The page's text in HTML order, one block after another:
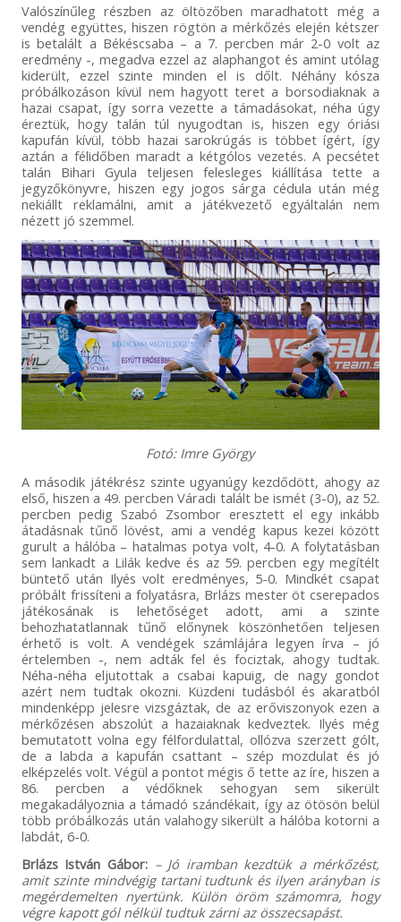
Valószínűleg részben az öltözőben maradhatott még a
vendég együttes, hiszen rögtön a mérkőzés elején kétszer
is betalált a Békéscsaba – a 7. percben már 2-0 volt az
eredmény -, megadva ezzel az alaphangot és amint utólag
kiderült, ezzel szinte minden el is dőlt. Néhány kósza
próbálkozáson kívül nem hagyott teret a borsodiaknak a
hazai csapat, így sorra vezette a támadásokat, néha úgy
éreztük, hogy talán túl nyugodtan is, hiszen egy óriási
kapufán kívül, több hazai sarokrúgás is többet ígért, így
aztán a félidőben maradt a kétgólos vezetés. A pecsétet
talán Bihari Gyula teljesen felesleges kiállítása tette a
jegyzőkönyvre, hiszen egy jogos sárga cédula után még
nekiállt reklamálni, amit a játékvezető egyáltalán nem
nézett jó szemmel.
Fotó: Imre György
A második játékrész szinte ugyanúgy kezdődött, ahogy az
első, hiszen a 49. percben Váradi talált be ismét (3-0), az 52.
percben pedig Szabó Zsombor eresztett el egy inkább
átadásnak tűnő lövést, ami a vendég kapus kezei között
gurult a hálóba – hatalmas potya volt, 4-0. A folytatásban
sem lankadt a Lilák kedve és az 59. percben egy megítélt
büntető után Ilyés volt eredményes, 5-0. Mindkét csapat
próbált frissíteni a folyatásra, Brlázs mester öt cserepados
játékosának is lehetőséget adott, ami a szinte
behozhatatlannak tűnő előnynek köszönhetően teljesen
érhető is volt. A vendégek számlájára legyen írva – jó
értelemben -, nem adták fel és fociztak, ahogy tudtak.
Néha-néha eljutottak a csabai kapuig, de nagy gondot
azért nem tudtak okozni. Küzdeni tudásból és akaratból
mindenképp jelesre vizsgáztak, de az erőviszonyok ezen a
mérkőzésen abszolút a hazaiaknak kedveztek. Ilyés még
bemutatott volna egy félfordulattal, ollózva szerzett gólt,
de a labda a kapufán csattant – szép mozdulat és jó
elképzelés volt. Végül a pontot mégis ő tette az íre, hiszen a
86. percben a védőknek sehogyan sem sikerült
megakadályoznia a támadó szándékait, így az ötösön belül
több próbálkozás után valahogy sikerült a hálóba kotorni a
labdát, 6-0.
Brlázs István Gábor: – Jó iramban kezdtük a mérkőzést,
amit szinte mindvégig tartani tudtunk és ilyen arányban is
megérdemelten nyertünk. Külön öröm számomra, hogy
végre kapott gól nélkül tudtuk zárni az összecsapást.